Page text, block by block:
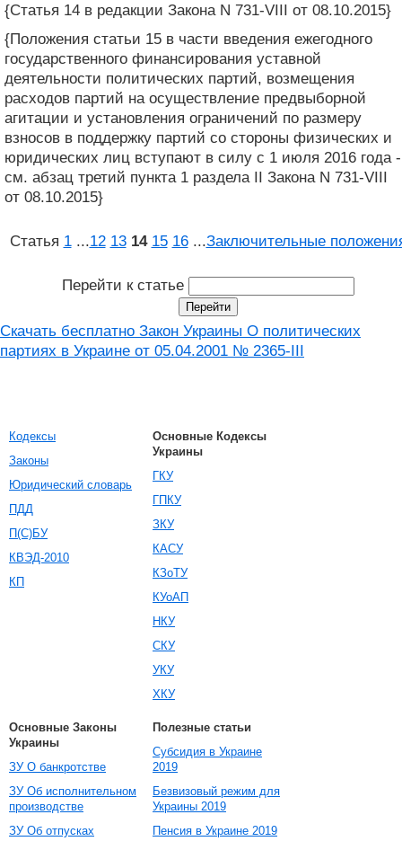
{Статья 14 в редакции Закона N 731-VIII от 08.10.2015}
{Положения статьи 15 в части введения ежегодного
государственного финансирования уставной
деятельности политических партий, возмещения
расходов партий на осуществление предвыборной
агитации и установления ограничений по размеру
взносов в поддержку партий со стороны физических и
юридических лиц вступают в силу с 1 июля 2016 года -
см. абзац третий пункта 1 раздела II Закона N 731-VIII
от 08.10.2015}
Статья 1 ...12 13 14 15 16 ...Заключительные
Перейти к статье
Скачать бесплатно Закон Украины О политических
партиях в Украине от 05.04.2001 № 2365-III
Кодексы
Законы
Юридический словарь
ПДД
П(С)БУ
КВЭД-2010
КП
Основные Кодексы
Украины
ГКУ
ГПКУ
ЗКУ
КАСУ
КЗоТУ
КУоАП
НКУ
СКУ
УКУ
ХКУ
Основные Законы
Украины
ЗУ О банкротстве
ЗУ Об исполнительном
производстве
ЗУ Об отпусках
Полезные статьи
Субсидия в Украине
2019
Безвизовый режим для
Украины 2019
Пенсия в Украине 2019